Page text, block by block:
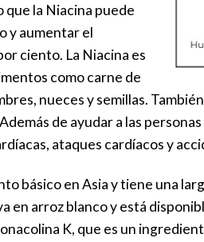
que la Niacina puede
y aumentar el
ciento. La Niacina es
como carne de
nueces y semillas.
de ayudar a las
ataques cardíacos y
básico en Asia y tiene una
en arroz blanco y está
K, que es un